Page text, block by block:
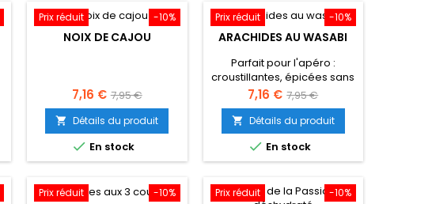
-10%
Prix réduit
NOIX DE CAJOU
Prix
7,16 € Prix
de
base
7,95 €
 Détails du produit
 En stock
-10%
Prix réduit
ARACHIDES AU WASABI
Parfait pour l'apéro :
croustillantes, épicées sans
être fortes, leur goût
réveillera vos papilles pour
un apéritif entre amis.
Prix
7,16 € Prix
de
base
7,95 €
 Détails du produit
 En stock
-10%
Prix réduit -10%
Prix réduit